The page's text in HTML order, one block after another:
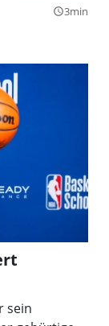
query_builder3min
sein